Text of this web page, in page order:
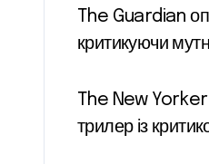
The Guardian
критикуючи
The New
трилер із